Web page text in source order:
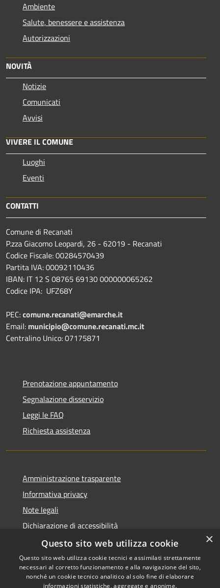
Ambiente
Salute, benessere e assistenza
Autorizzazioni
NOVITÀ
Notizie
Comunicati
Avvisi
VIVERE IL COMUNE
Luoghi
Eventi
CONTATTI
Comune di Recanati
P.zza Giacomo Leopardi, 26 - 62019 - Recanati
Codice Fiscale: 00284570439
Partita IVA: 00092110436
IBAN: IT 12 S 08765 69130 000000065262
Codice IPA: UFZ68Y
PEC:comune.recanati@emarche.it
Email: municipio@comune.recanati.mc.it
Centralino Unico: 07175871
Prenotazione appuntamento
Segnalazione disservizio
Leggi le FAQ
Richiesta assistenza
Amministrazione trasparente
Informativa privacy
Note legali
Dichiarazione di accessibilità
Copyright © 2026 • Comune di
×
Questo sito web utilizza cookie
Questo sito web utilizza cookie tecnici e assimilati strettamente
necessari al corretto funzionamento e alla navigazione del sito,
nonché un cookie tecnico analitico al solo fine di elaborare
informazioni statistiche, aggregate e anonime.